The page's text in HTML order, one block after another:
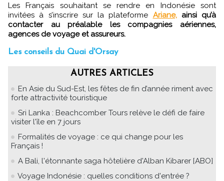
Les Français souhaitant se rendre en Indonésie sont
invitées à s’inscrire sur la plateforme Ariane, ainsi qu’à
contacter au préalable les compagnies aériennes,
agences de voyage et assureurs.
Les conseils du Quai d'Orsay
AUTRES ARTICLES
En Asie du Sud-Est, les fêtes de fin d’année riment avec
forte attractivité touristique
Sri Lanka : Beachcomber Tours relève le défi de faire
visiter l'île en 7 jours
Formalités de voyage : ce qui change pour les
Français !
A Bali, l'étonnante saga hôtelière d'Alban Kibarer [ABO]
Voyage Indonésie : quelles conditions d'entrée ?